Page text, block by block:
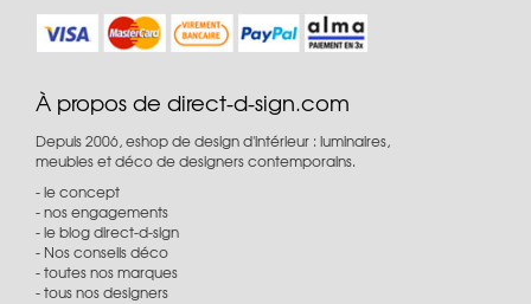
À propos de direct-d-sign.com
Depuis 2006, eshop de design d'intérieur : luminaires,
meubles et déco de designers contemporains.
le concept
nos engagements
le blog direct-d-sign
Nos conseils déco
toutes nos marques
tous nos designers